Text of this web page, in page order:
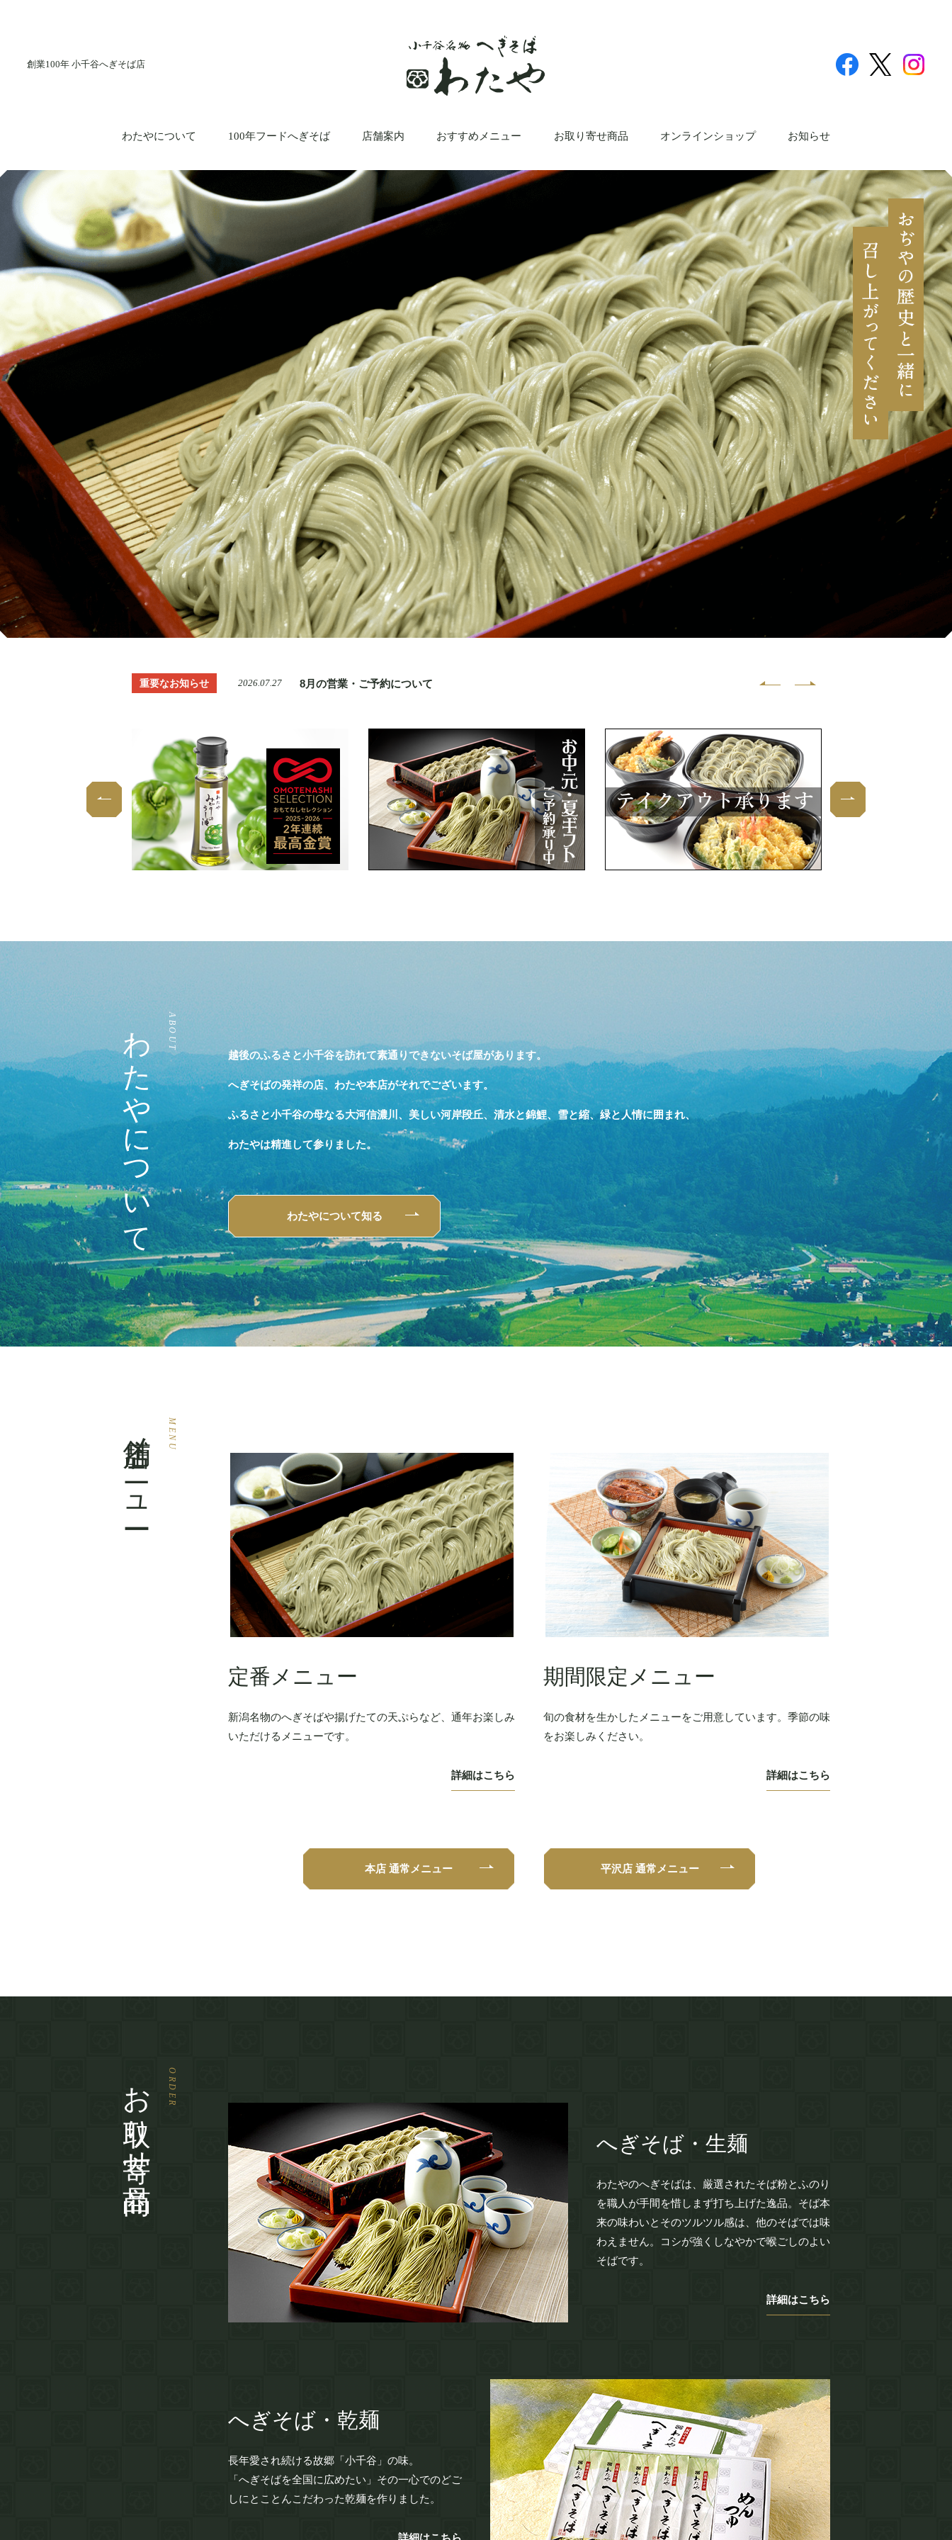
創業100年 小千谷へぎそば店
わたやについて 100年フードへぎそば 店舗案内 おすすめメニュー お取り寄せ商品 オンラインショップ お知らせ
重要なお知らせ 2026.07.27 8月の営業・ご予約について 重要なお知らせ
ABOUT
わたやについて 越後のふるさと小千谷を訪れて素通りできないそば屋があります。
へぎそばの発祥の店、わたや本店がそれでございます。
ふるさと小千谷の母なる大河信濃川、美しい河岸段丘、清水と錦鯉、雪と縮、緑と人情に囲まれ、
わたやは精進して参りました。
わたやについて知る
MENU
店舗メニュー
定番メニュー
新潟名物のへぎそばや揚げたての天ぷらなど、通年お楽しみ
いただけるメニューです。
詳細はこちら
期間限定メニュー
旬の食材を生かしたメニューをご用意しています。季節の味
をお楽しみください。
詳細はこちら
本店 通常メニュー 平沢店 通常メニュー
ORDER
お取り寄せ商品 へぎそば・生麺
わたやのへぎそばは、厳選されたそば粉とふのり
を職人が手間を惜しまず打ち上げた逸品。そば本
来の味わいとそのツルツル感は、他のそばでは味
わえません。コシが強くしなやかで喉ごしのよい
そばです。
詳細はこちら
へぎそば・乾麺
長年愛され続ける故郷「小千谷」の味。
「へぎそばを全国に広めたい」その一心でのどご
しにとことんこだわった乾麺を作りました。
詳細はこちら